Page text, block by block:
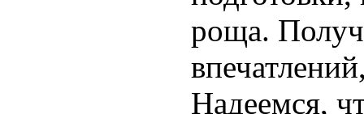
роща.
Надеемся,